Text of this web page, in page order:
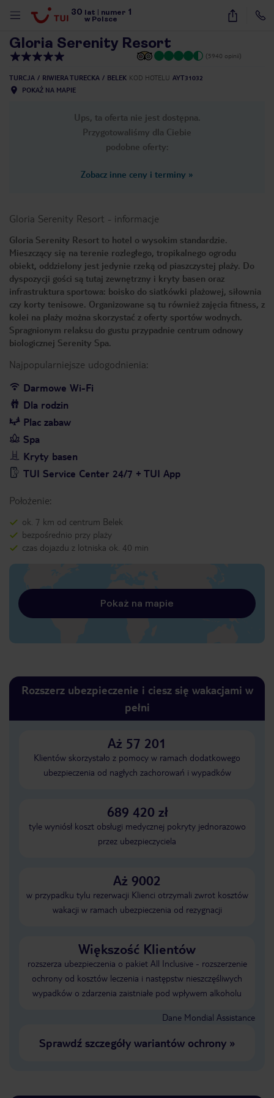
30 lat numer 1
w Polsce
66
Gloria Serenity Resort
(5940 opinii)
TURCJA RIWIERA TURECKA BELEK KOD HOTELU AYT31032
POKAŻ NA MAPIE
Ups, ta oferta nie jest dostępna.
Przygotowaliśmy dla Ciebie
podobne oferty:
Zobacz inne ceny i terminy »
Gloria Serenity Resort - informacje
Gloria Serenity Resort to hotel o wysokim standardzie.
Mieszczący się na terenie rozległego, tropikalnego ogrodu
obiekt, oddzielony jest jedynie rzeką od piaszczystej plaży. Do
dyspozycji gości są tutaj zewnętrzny i kryty basen oraz
infrastruktura sportowa: boisko do siatkówki plażowej, siłownia
czy korty tenisowe. Organizowane są tu również zajęcia fitness, z
kolei na plaży można skorzystać z oferty sportów wodnych.
Spragnionym relaksu do gustu przypadnie centrum odnowy
biologicznej Serenity Spa.
Najpopularniejsze udogodnienia:
Darmowe Wi-Fi
Dla rodzin
Plac zabaw
Spa
Kryty basen
TUI Service Center 24/7 + TUI App
Położenie:
ok. 7 km od centrum Belek
bezpośrednio przy plaży
czas dojazdu z lotniska ok. 40 min
Pokaż na mapie
Rozszerz ubezpieczenie i ciesz się wakacjami w
pełni
Aż 57 201
Klientów skorzystało z pomocy w ramach dodatkowego
ubezpieczenia od nagłych zachorowań i wypadków
689 420 zł
tyle wyniósł koszt obsługi medycznej pokryty jednorazowo
przez ubezpieczyciela
Aż 9002
w przypadku tylu rezerwacji Klienci otrzymali zwrot kosztów
wakacji w ramach ubezpieczenia od rezygnacji
Większość Klientów
rozszerza ubezpieczenia o pakiet All Inclusive - rozszerzenie
ochrony od kosztów leczenia i następstw nieszczęśliwych
wypadków o zdarzenia zaistniałe pod wpływem alkoholu
Dane Mondial Assistance
Sprawdź szczegóły wariantów ochrony»